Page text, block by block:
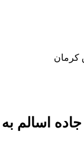
کرمان
اسالم